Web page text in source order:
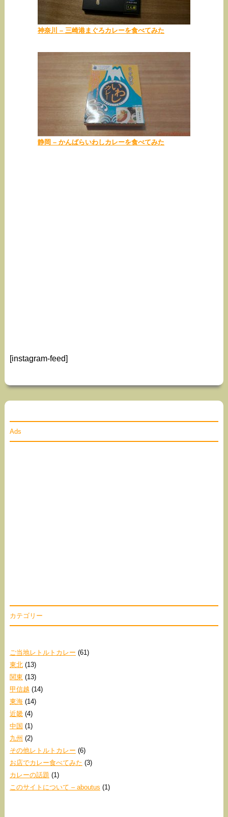
神奈川 – 三崎港まぐろカレーを食べてみた
静岡 – かんばらいわしカレーを食べてみた
[instagram-feed]
Ads
カテゴリー
ご当地レトルトカレー (61)
東北(13)
関東 (13)
甲信越 (14)
東海(14)
近畿(4)
中国 (1)
九州 (2)
その他レトルトカレー (6)
お店でカレー食べてみた (3)
カレーの話題 (1)
このサイトについて – aboutus (1)